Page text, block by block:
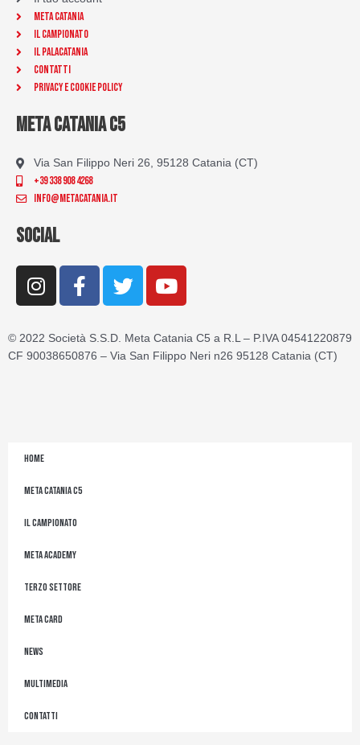
Meta Catania
Il Campionato
Il Palacatania
Contatti
Privacy e Cookie Policy
META CATANIA C5
Via San Filippo Neri 26, 95128 Catania (CT)
+39 338 908 4268
info@metacatania.it
SOCIAL
I
n
t
a
F
a
e
b
T
w
t
t
Y
o
t
u
© 2022 Società S.S.D. Meta Catania C5 a R.L – P.IVA 04541220879
CF 90038650876 – Via San Filippo Neri n26 95128 Catania (CT)
Home
Meta Catania C5
Il Campionato
Meta Academy
Terzo Settore
Meta Card
News
Multimedia
Contatti